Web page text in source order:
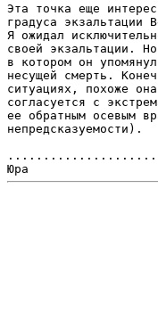
Эта точка еще
градуса экзальтации
Я ожидал
своей экзальтации.
в котором он
несущей смерть.
ситуациях, похоже
согласуется с
ее обратным осевым
непредсказуемости).